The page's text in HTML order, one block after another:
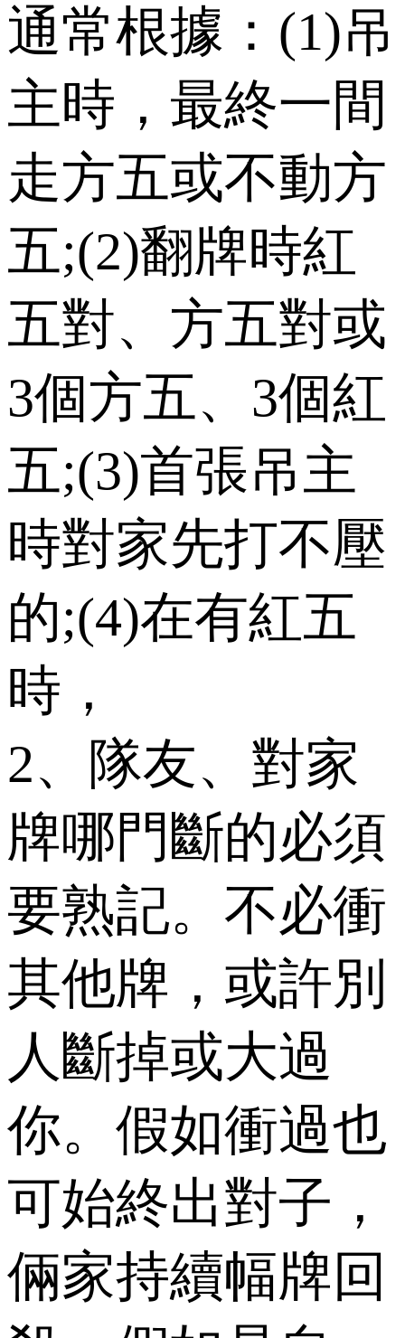
通常根據：(1)吊
主時，最終一間
走方五或不動方
五;(2)翻牌時紅
五對、方五對或
3個方五、3個紅
五;(3)首張吊主
時對家先打不壓
的;(4)在有紅五
時，
2、隊友、對家
牌哪門斷的必須
要熟記。不必衝
其他牌，或許別
人斷掉或大過
你。假如衝過也
可始終出對子，
倆家持續幅牌回